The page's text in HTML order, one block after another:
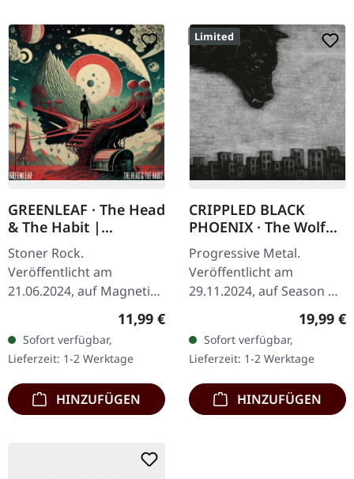
GREENLEAF · The Head
& The Habit |
DIGISLEEVE CD
Stoner Rock.
Veröffentlicht am
21.06.2024, auf Magnetic
Eye Records. Digisleeve
CD. Die schwedischen
Heavy Rocker GREENLEAF
haben mit ihrem
neunten…
Regulärer Preis:
11,99 €
Sofort verfügbar,
Lieferzeit: 1-2 Werktage
HINZUFÜGEN
Limited
CRIPPLED BLACK
PHOENIX · The Wolf
Changes Its Fur But
Not Its Nature | 2CD
DIGIBOOK
Progressive Metal.
Veröffentlicht am
29.11.2024, auf Season Of
Mist. Deluxe-Digibook mit
2 CDs und einem 36-
seitigen Booklet mit Liner
Notes.…
19,99 €
Sofort verfügbar,
Lieferzeit: 1-2 Werktage
HINZUFÜGEN